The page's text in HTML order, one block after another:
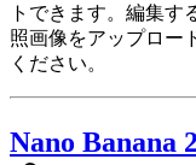
トできます。編集す
照画像をアップロー
ください。
Nano Banana